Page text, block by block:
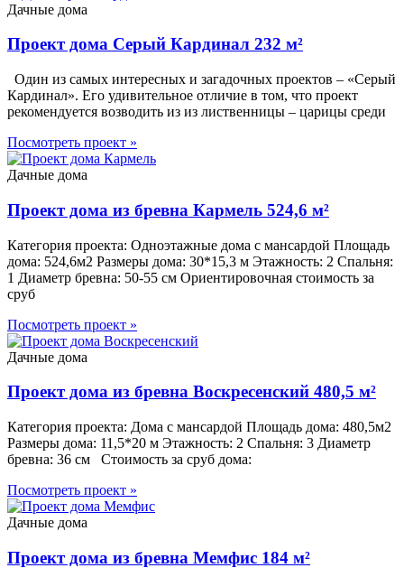
Дачные дома
Проект дома Серый Кардинал 232 м²
Один из самых интересных и загадочных проектов – «Серый
Кардинал». Его удивительное отличие в том, что проект
рекомендуется возводить из из лиственницы – царицы среди
Посмотреть проект »
Дачные дома
Проект дома из бревна Кармель 524,6 м²
Категория проекта: Одноэтажные дома с мансардой Площадь
дома: 524,6м2 Размеры дома: 30*15,3 м Этажность: 2 Спальня:
1 Диаметр бревна: 50-55 см Ориентировочная стоимость за
сруб
Посмотреть проект »
Дачные дома
Проект дома из бревна Воскресенский 480,5 м²
Категория проекта: Дома с мансардой Площадь дома: 480,5м2
Размеры дома: 11,5*20 м Этажность: 2 Спальня: 3 Диаметр
бревна: 36 см Стоимость за сруб дома:
Посмотреть проект »
Дачные дома
Проект дома из бревна Мемфис 184 м²